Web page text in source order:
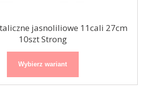
jasnoliliowe 11cali 27cm
10szt Strong
Wybierz wariant